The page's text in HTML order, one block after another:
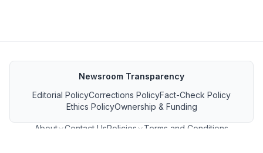
Newsroom Transparency
Editorial PolicyCorrections PolicyFact-Check Policy
Ethics PolicyOwnership & Funding
About Contact UsPolicies
Terms and Conditions